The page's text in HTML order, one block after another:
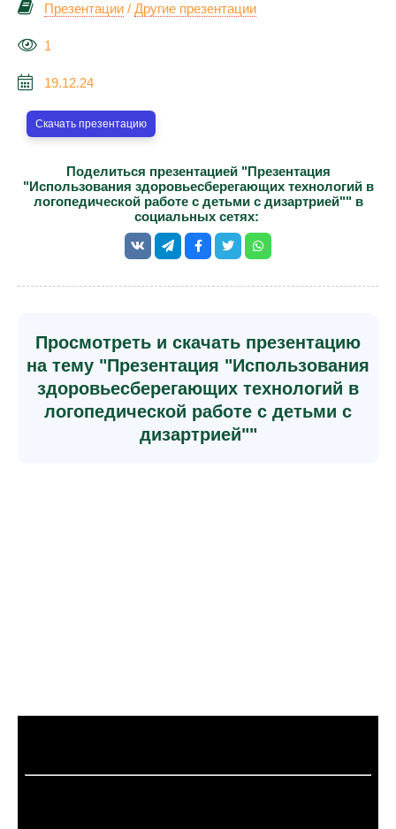
Презентации / Другие презентации
1
19.12.24
Скачать презентацию
Поделиться презентацией "Презентация
"Использования здоровьесберегающих технологий в
логопедической работе с детьми с дизартрией"" в
социальных сетях:
Просмотреть и скачать презентацию
на тему "Презентация "Использования
здоровьесберегающих технологий в
логопедической работе с детьми с
дизартрией""